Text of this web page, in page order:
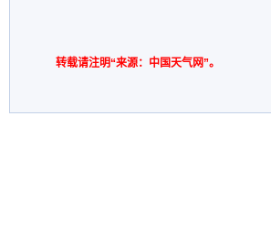
转载请注明“来源：中国天气网”。